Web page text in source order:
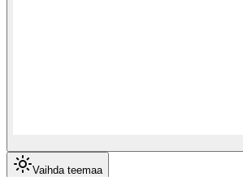
Vaihda teemaa